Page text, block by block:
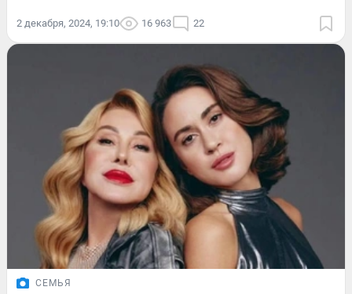
2 декабря, 2024, 19:10 16 963 22
СЕМЬЯ